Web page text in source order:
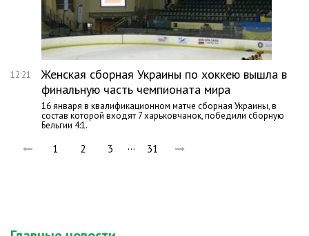
12:21
Женская сборная Украины по хоккею вышла в
финальную часть чемпионата мира
16 января в квалификационном матче сборная Украины, в
состав которой входят 7 харьковчанок, победили сборную
Бельгии 4:1.
1 2 3 … 31